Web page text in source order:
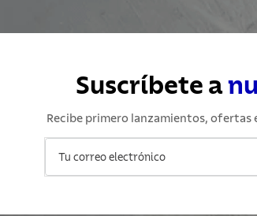
Suscríbete a
Recibe primero lanzamientos, ofertas